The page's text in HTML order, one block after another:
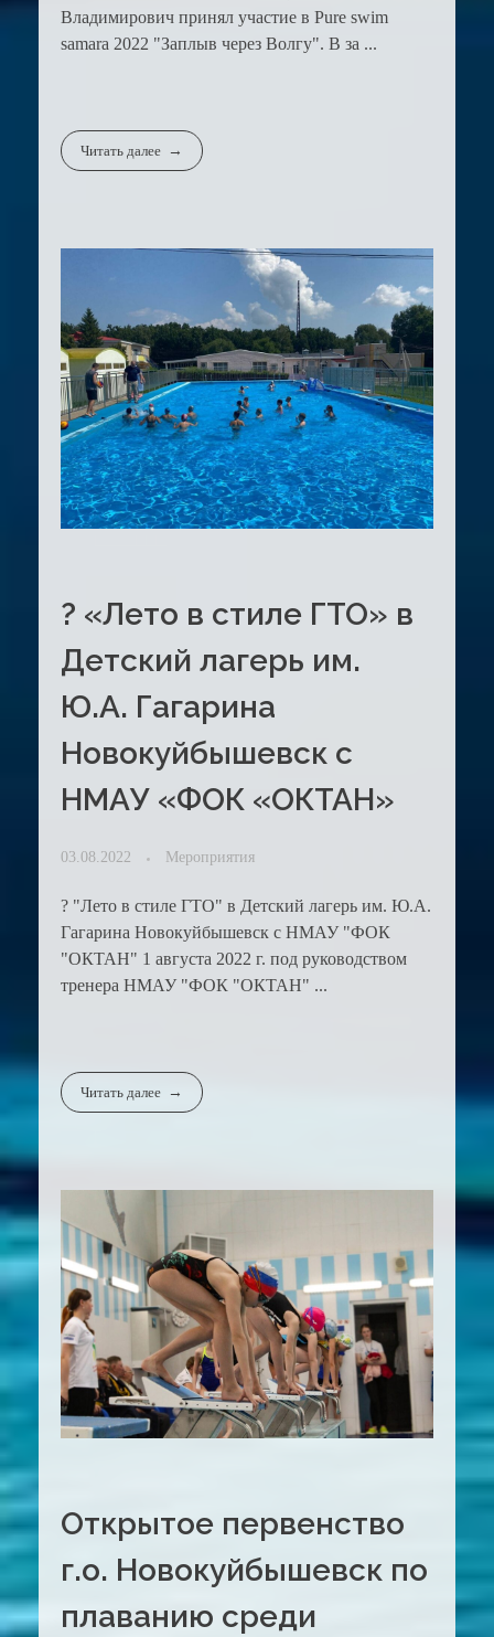
Владимирович принял участие в Рure swim
samara 2022 "Заплыв через Волгу". В за ...
Читать далее
? «Лето в стиле ГТО» в
Детский лагерь им.
Ю.А. Гагарина
Новокуйбышевск с
НМАУ «ФОК «ОКТАН»
03.08.2022 Мероприятия
? "Лето в стиле ГТО" в Детский лагерь им. Ю.А.
Гагарина Новокуйбышевск с НМАУ "ФОК
"ОКТАН" 1 августа 2022 г. под руководством
тренера НМАУ "ФОК "ОКТАН" ...
Читать далее
Открытое первенство
г.о. Новокуйбышевск по
плаванию среди